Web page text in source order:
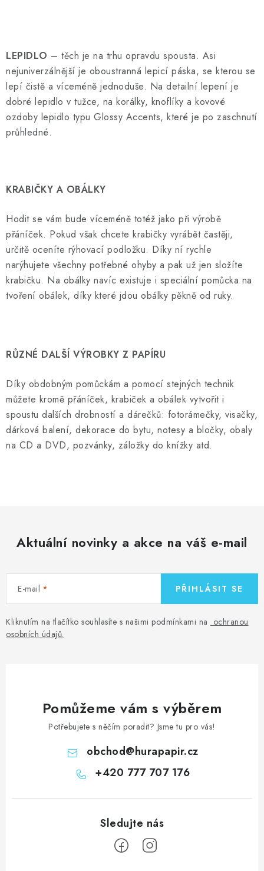
LEPIDLO – těch je na trhu opravdu spousta. Asi
nejuniverzálnější je oboustranná lepicí páska, se kterou se
lepí čistě a víceméně jednoduše. Na detailní lepení je
dobré lepidlo v tužce, na korálky, knoflíky a kovové
ozdoby lepidlo typu Glossy Accents, které je po zaschnutí
průhledné.
KRABIČKY A OBÁLKY
Hodit se vám bude víceméně totéž jako při výrobě
přáníček. Pokud však chcete krabičky vyrábět častěji,
určitě oceníte rýhovací podložku. Díky ní rychle
narýhujete všechny potřebné ohyby a pak už jen složíte
krabičku. Na obálky navíc existuje i speciální pomůcka na
tvoření obálek, díky které jdou obálky pěkně od ruky.
RŮZNÉ DALŠÍ VÝROBKY Z PAPÍRU
Díky obdobným pomůckám a pomocí stejných technik
můžete kromě přáníček, krabiček a obálek vytvořit i
spoustu dalších drobností a dárečků: fotorámečky, visačky,
dárková balení, dekorace do bytu, notesy a bločky, obaly
na CD a DVD, pozvánky, záložky do knížky atd.
Aktuální novinky a akce na váš e-mail
E-mail
Kliknutím na tlačítko souhlasíte s našimi podmínkami na ochranou
osobních údajů.
PŘIHLÁSIT SE
Pomůžeme vám s výběrem
Potřebujete s něčím poradit? Jsme tu pro vás!
obchod@hurapapir.cz
+420 777 707 176